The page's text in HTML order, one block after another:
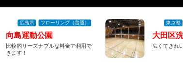
広島県 フローリング（普通）
向島運動公園
比較的リーズナブルな料金で利用で
きます！
東京都
大田区
広くてきれ